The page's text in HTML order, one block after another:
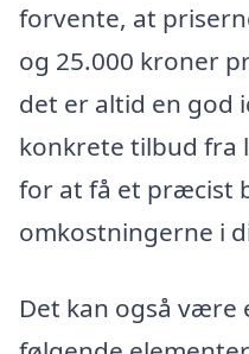
forvente, at
og 25.000 kroner
det er altid en god
konkrete tilbud fra
for at få et præcist
omkostningerne i
Det kan også være